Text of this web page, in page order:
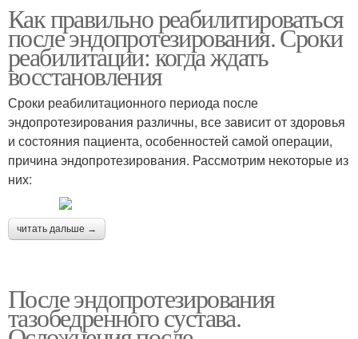
Как правильно реабилитироваться
после эндопротезирования. Сроки
реабилитации: когда ждать
восстановления
Сроки реабилитационного периода после
эндопротезирования различны, все зависит от здоровья
и состояния пациента, особенностей самой операции,
причина эндопротезирования. Рассмотрим некоторые из
них:
читать дальше →
После эндопротезирования
тазобедренного сустава.